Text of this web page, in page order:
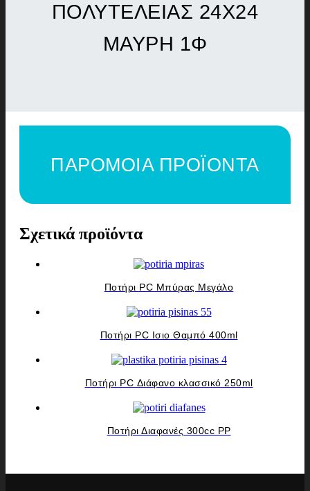
ΠΟΛΥΤΕΛΕΙΑΣ 24Χ24
ΜΑΥΡΗ 1Φ
ΠΑΡΟΜΟΙΑ ΠΡΟΪΟΝΤΑ
Σχετικά προϊόντα
Ποτήρι PC Μπύρας Μεγάλο
Ποτήρι PC Ισιο Θαμπό 400ml
Ποτήρι PC Διάφανο κλασσικό 250ml
Ποτήρι Διαφανές 300cc PP